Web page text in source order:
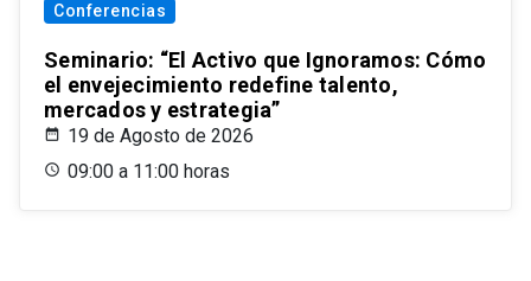
Conferencias
Seminario: “El Activo que Ignoramos: Cómo
el envejecimiento redefine talento,
mercados y estrategia”
19 de Agosto de 2026
09:00 a 11:00 horas